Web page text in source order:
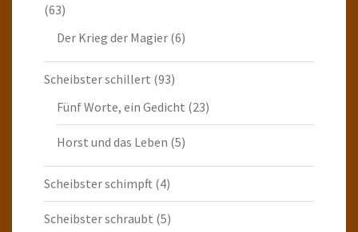
(63)
Der Krieg der Magier (6)
Scheibster schillert (93)
Fünf Worte, ein Gedicht (23)
Horst und das Leben (5)
Scheibster schimpft (4)
Scheibster schraubt (5)